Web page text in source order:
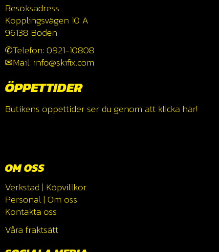
Besöksadress
Kopplingsvägen 10 A
96138 Boden
✆Telefon: 0921-10808
✉Mail: info@skifix.com
ÖPPETTIDER
Butikens öppettider ser du genom att klicka här!
OM OSS
Verkstad | Köpvillkor
Personal| Om oss
Kontakta oss
Våra fraktsätt